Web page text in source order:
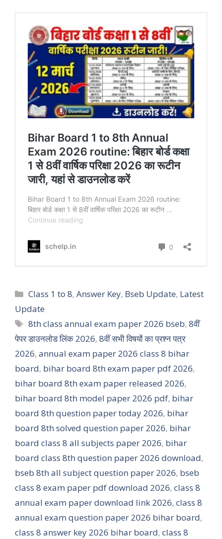
Categories
Class 1 to 8,Answer Key, Bseb Update, Latest
Update
Tags
8th class annual exam paper 2026 bseb,8वीं
पेपर डाउनलोड लिंक 2026, 8वीं सभी विषयों का प्रश्न पत्र
2026, annual exam paper 2026 class 8 bihar
board, bihar board 8th exam paper pdf 2026,
bihar board 8th exam paper released 2026,
bihar board 8th model paper 2026 pdf, bihar
board 8th question paper today 2026, bihar
board 8th solved question paper 2026, bihar
board class 8 all subjects paper 2026, bihar
board class 8th question paper 2026 download,
bseb 8th all subject question paper 2026, bseb
class 8 exam paper pdf download 2026, class 8
annual exam paper download link 2026, class 8
annual exam question paper 2026 bihar board,
class 8 answer key 2026 bihar board, class 8